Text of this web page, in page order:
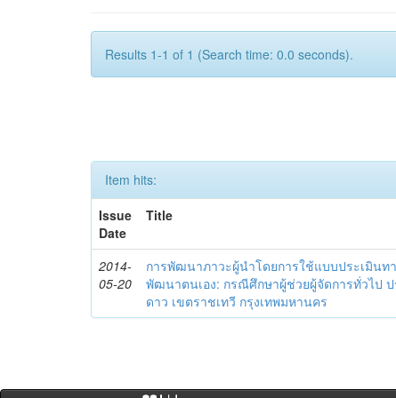
Results 1-1 of 1 (Search time: 0.0 seconds).
Item hits:
Issue
Date
Title
2014-
05-20
การพัฒนาภาวะผู้นำโดยการใช้แบบประเมินท
พัฒนาตนเอง: กรณีศึกษาผู้ช่วยผู้จัดการทั่วไป ป
ดาว เขตราชเทวี กรุงเทพมหานคร